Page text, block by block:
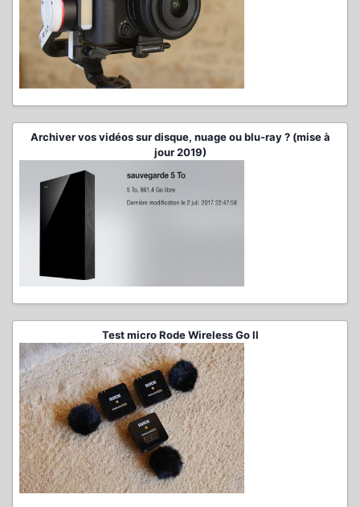
Archiver vos vidéos sur disque, nuage ou blu-ray ? (mise à
jour 2019)
Test micro Rode Wireless Go II